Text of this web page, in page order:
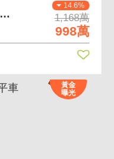
14.6%
1,168萬
998萬
台南火車站商業區，採光通風極佳，景觀商辦+車位
黃金
曝光